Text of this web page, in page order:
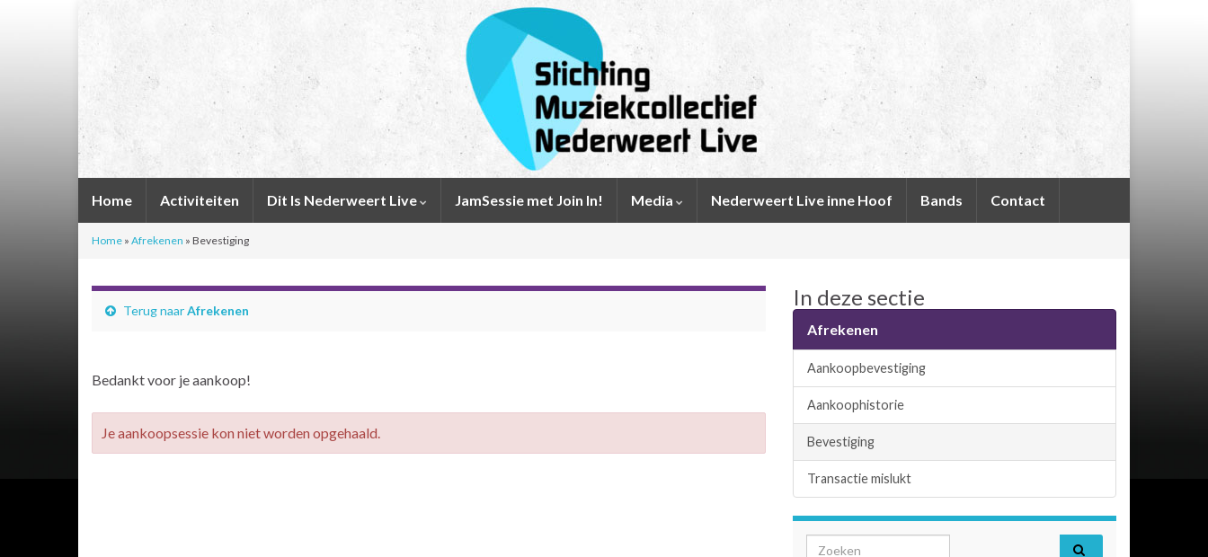
Home Activiteiten Dit Is Nederweert Live JamSessie met Join In! Media Nederweert Live inne Hoof Bands Contact
Home » Afrekenen » Bevestiging
Terug naarAfrekenen
Bedankt voor je aankoop!
Je aankoopsessie kon niet worden opgehaald.
In deze sectie
Afrekenen
Aankoopbevestiging
Aankoophistorie
Bevestiging
Transactie mislukt
Search for: